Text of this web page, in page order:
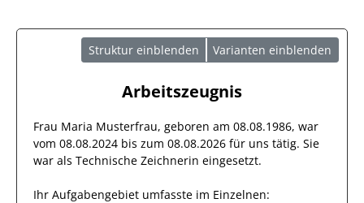
Struktur einblenden Varianten einblenden
Arbeitszeugnis
Frau Maria Musterfrau, geboren am 08.08.1986, war
vom 08.08.2024 bis zum 08.08.2026 für uns tätig. Sie
war als Technische Zeichnerin eingesetzt.
Ihr Aufgabengebiet umfasste im Einzelnen: